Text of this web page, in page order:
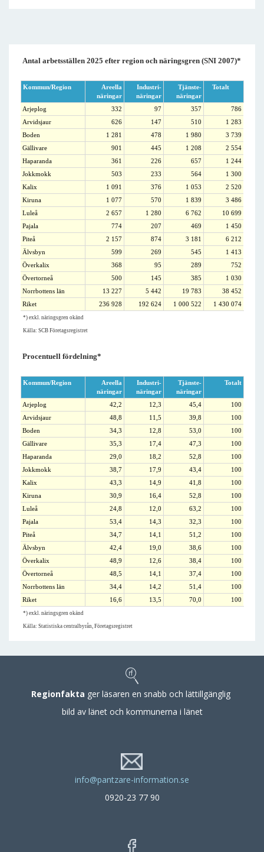
Antal arbetsställen 2025 efter region och näringsgren (SNI 2007)*
Kommun/Region
Areella
näringar
Industri-
näringar
Tjänste-
näringar
Totalt
Arjeplog 332 97 357
786
Arvidsjaur
626 147 510
1 283
Boden
1 281 478 1 980
3 739
Gällivare
901 445 1 208
2 554
Haparanda
361 226 657
1 244
Jokkmokk
503 233 564
1 300
Kalix
1 091 376 1 053
2 520
Kiruna
1 077 570 1 839
3 486
Luleå
2 657 1 280 6 762
10 699
Pajala
774 207 469
1 450
Piteå
2 157 874 3 181
6 212
Älvsbyn
599 269 545
1 413
Överkalix
368 95 289
752
Övertorneå
500 145 385
1 030
Norrbottens län
13 227 5 442 19 783
38 452
Riket
236 928 192 624 1 000 522 1 430 074
*) exkl. näringsgren okänd
Källa: SCB Företagsregistret
Procentuell fördelning*
Kommun/Region
Areella
näringar
Industri-
näringar
Tjänste-
näringar
Totalt
Arjeplog 42,2 12,3 45,4
100
Arvidsjaur
48,8 11,5 39,8
100
Boden
34,3 12,8 53,0
100
Gällivare
35,3 17,4 47,3
100
Haparanda
29,0 18,2 52,8
100
Jokkmokk
38,7 17,9 43,4
100
Kalix
43,3 14,9 41,8
100
Kiruna
30,9 16,4 52,8
100
Luleå
24,8 12,0 63,2
100
Pajala
53,4 14,3 32,3
100
Piteå
34,7 14,1 51,2
100
Älvsbyn
42,4 19,0 38,6
100
Överkalix
48,9 12,6 38,4
100
Övertorneå
48,5 14,1 37,4
100
Norrbottens län
34,4 14,2 51,4
100
Riket
16,6 13,5 70,0 100
*) exkl. näringsgren okänd
Källa: Statistiska centralbyrån, Företagsregistret
Regionfakta ger läsaren en snabb och lättillgänglig
bild av länet och kommunerna i länet
info@pantzare-information.se
0920-23 77 90